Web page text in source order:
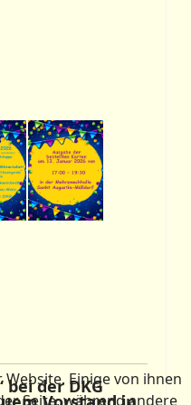
bei der DKGEinige von ihnen
Seite, während andere